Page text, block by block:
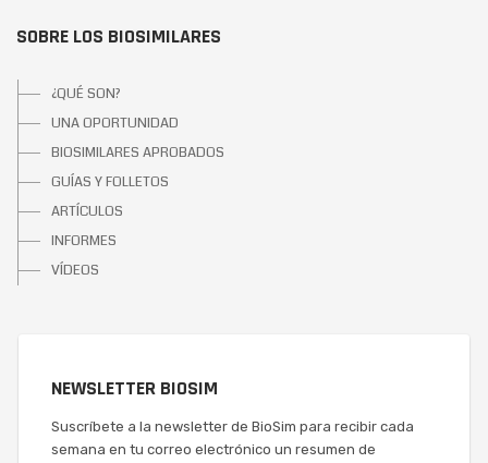
SOBRE LOS BIOSIMILARES
¿QUÉ SON?
UNA OPORTUNIDAD
BIOSIMILARES APROBADOS
GUÍAS Y FOLLETOS
ARTÍCULOS
INFORMES
VÍDEOS
NEWSLETTER BIOSIM
Suscríbete a la newsletter de BioSim para recibir cada
semana en tu correo electrónico un resumen de